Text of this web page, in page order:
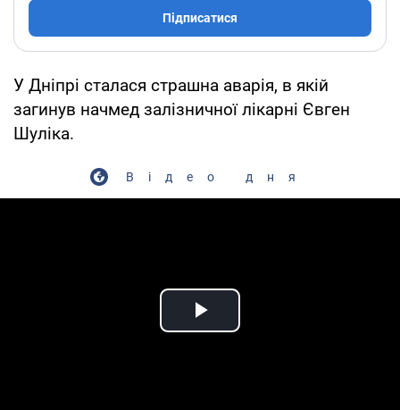
Підписатися
У Дніпрі сталася страшна аварія, в якій
загинув начмед залізничної лікарні Євген
Шуліка.
Відео дня
Play Video